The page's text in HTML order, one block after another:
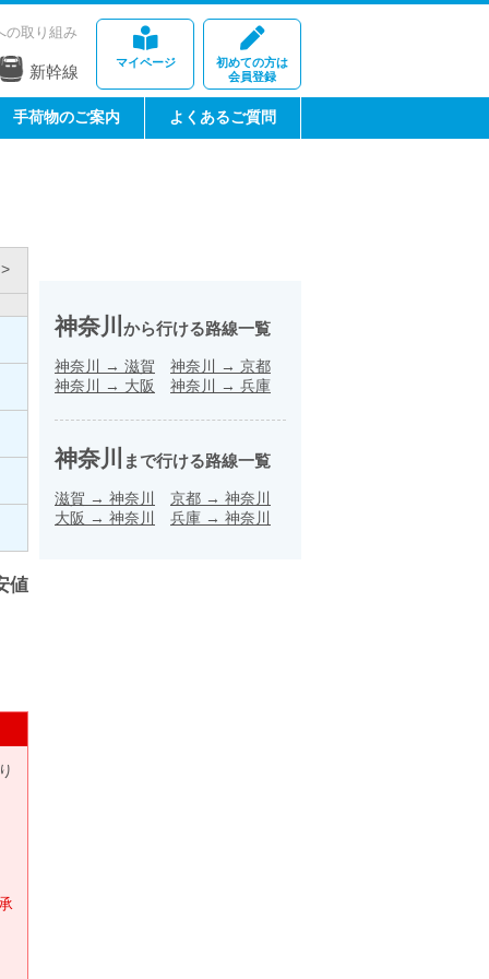
マイページ
初めての方は
会員登録
の取り組み
新幹線
手荷物のご案内 よくあるご質問
値
神奈川 から行ける路線一覧
神奈川 → 滋賀 神奈川 → 京都
神奈川
→ 大阪 神奈川 → 兵庫
神奈川 まで行ける路線一覧
滋賀 → 神奈川 京都 → 神奈川
大阪 → 神奈川 兵庫 → 神奈川